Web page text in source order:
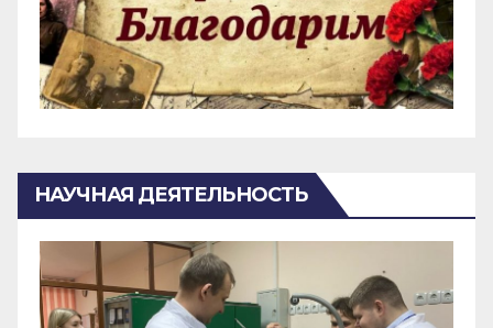
НАУЧНАЯ ДЕЯТЕЛЬНОСТЬ